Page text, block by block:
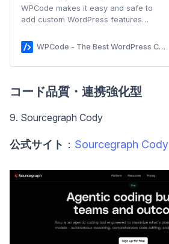
WPCode makes it easy and safe to
add custom WordPress features
reduce the number of plugins on your
site.
WPCode - The Best WordPress Code Snippets Plugin
コード品質・連携強化型
9. Sourcegraph Cody
公式サイト ： Sourcegraph Cody